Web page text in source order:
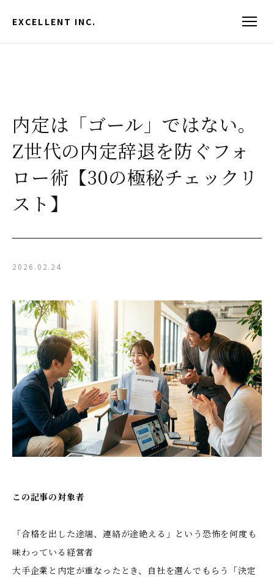
EXCELLENT INC.
内定は「ゴール」ではない。
Z世代の内定辞退を防ぐフォ
ロー術【30の極秘チェックリ
スト】
2026.02.24
この記事の対象者
「合格を出した途端、連絡が途絶える」という恐怖を何度も
味わっている経営者
大手企業と内定が重なったとき、自社を選んでもらう「決定